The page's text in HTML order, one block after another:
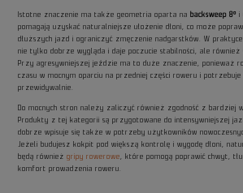
Istotne znaczenie ma także geometria oparta na backsweep 8° i
pomagają uzyskać naturalniejsze ułożenie dłoni, co może
dłuższych jazd i ograniczyć zmęczenie nadgarstków. W
nie tylko dobrze wygląda i daje poczucie stabilności, ale również
Przy agresywniejszej jeździe ma to duże znaczenie, ponieważ
czasu w mocnym oparciu na przedniej części roweru i
przewidywalnie.
Do mocnych stron należy zaliczyć również zgodność z bardziej
Produkty z tej kategorii są przygotowane do intensywniejszej
dobrze wpisuje się także w potrzeby użytkowników
Jeżeli budujesz kokpit pod większą kontrolę i wygodę dłoni,
będą równieżgripy rowerowe, które pomogą poprawić chwyt,
komfort prowadzenia roweru.